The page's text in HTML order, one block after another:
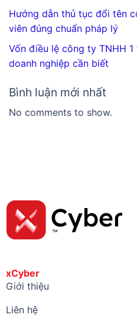
Hướng dẫn thủ tục đổi tên
viên đúng chuẩn pháp lý
Vốn điều lệ công ty TNHH
doanh nghiệp cần biết
Bình luận mới nhất
No comments to show.
xCyber
Giới thiệu
Liên hệ